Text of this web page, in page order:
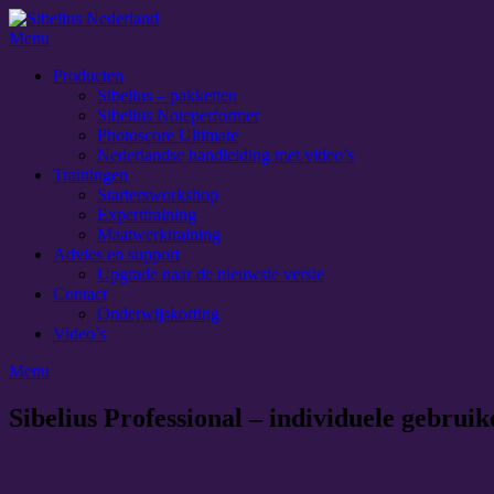
Skip
to
Menu
Producten
Sibelius – pakketten
Sibelius Noteperformer
Photoscore Ultimate
Nederlandse handleiding met video’s
Trainingen
Startersworkshop
Experttraining
Maatwerktraining
Advies en support
Upgrade naar de nieuwste versie
Contact
Onderwijskorting
Video’s
Menu
Sibelius Professional – individuele